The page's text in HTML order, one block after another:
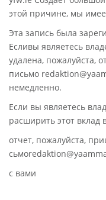
этой причине, мы
Эта запись была
Есливы являетесь
удалена, пожалуйста,
письмо
немедленно.
Если вы являетесь
расширить этот вклад
отчет, пожалуйста,
с вами